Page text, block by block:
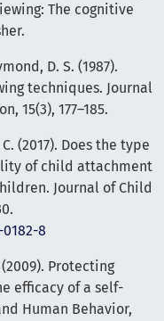
The cognitive
D. S. (1987).
techniques. Journal
15(3), 177–185.
(2017). Does the type
of child attachment
Journal of Child
8
(2009). Protecting
efficacy of a self-
Human Behavior,